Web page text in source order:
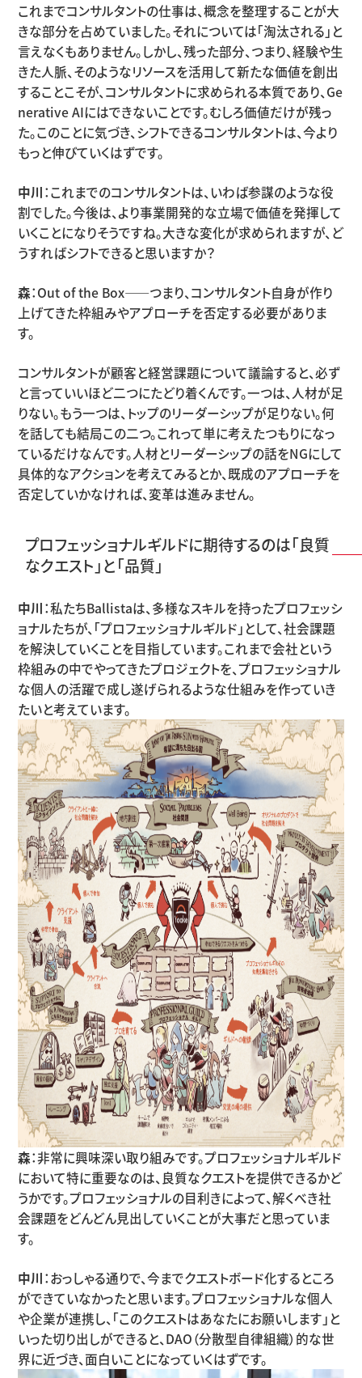
これまでコンサルタントの仕事は、概念を整理することが大
きな部分を占めていました。それについては「淘汰される」と
言えなくもありません。しかし、残った部分、つまり、経験や生
きた人脈、そのようなリソースを活用して新たな価値を創出
することこそが、コンサルタントに求められる本質であり、Ge
nerative AIにはできないことです。むしろ価値だけが残っ
た。このことに気づき、シフトできるコンサルタントは、今より
もっと伸びていくはずです。
中川：これまでのコンサルタントは、いわば参謀のような役
割でした。今後は、より事業開発的な立場で価値を発揮して
いくことになりそうですね。大きな変化が求められますが、ど
うすればシフトできると思いますか？
森：Out of the Box――つまり、コンサルタント自身が作り
上げてきた枠組みやアプローチを否定する必要がありま
す。
コンサルタントが顧客と経営課題について議論すると、必ず
と言っていいほど二つにたどり着くんです。一つは、人材が足
りない。もう一つは、トップのリーダーシップが足りない。何
を話しても結局この二つ。これって単に考えたつもりになっ
ているだけなんです。人材とリーダーシップの話をNGにして
具体的なアクションを考えてみるとか、既成のアプローチを
否定していかなければ、変革は進みません。
プロフェッショナルギルドに期待するのは「良質
なクエスト」と「品質」
中川：私たちBallistaは、多様なスキルを持ったプロフェッシ
ョナルたちが、「プロフェッショナルギルド」として、社会課題
を解決していくことを目指しています。これまで会社という
枠組みの中でやってきたプロジェクトを、プロフェッショナル
な個人の活躍で成し遂げられるような仕組みを作っていき
たいと考えています。
森：非常に興味深い取り組みです。プロフェッショナルギルド
において特に重要なのは、良質なクエストを提供できるかど
うかです。プロフェッショナルの目利きによって、解くべき社
会課題をどんどん見出していくことが大事だと思っていま
す。
中川：おっしゃる通りで、今までクエストボード化するところ
ができていなかったと思います。プロフェッショナルな個人
や企業が連携し、「このクエストはあなたにお願いします」と
いった切り出しができると、DAO（分散型自律組織）的な世
界に近づき、面白いことになっていくはずです。